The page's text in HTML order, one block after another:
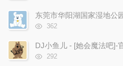
次
数:
东莞市华阳湖国家湿地公
浏
次
数:
362
DJ小鱼儿 - [她会魔法吧]-
浏
292